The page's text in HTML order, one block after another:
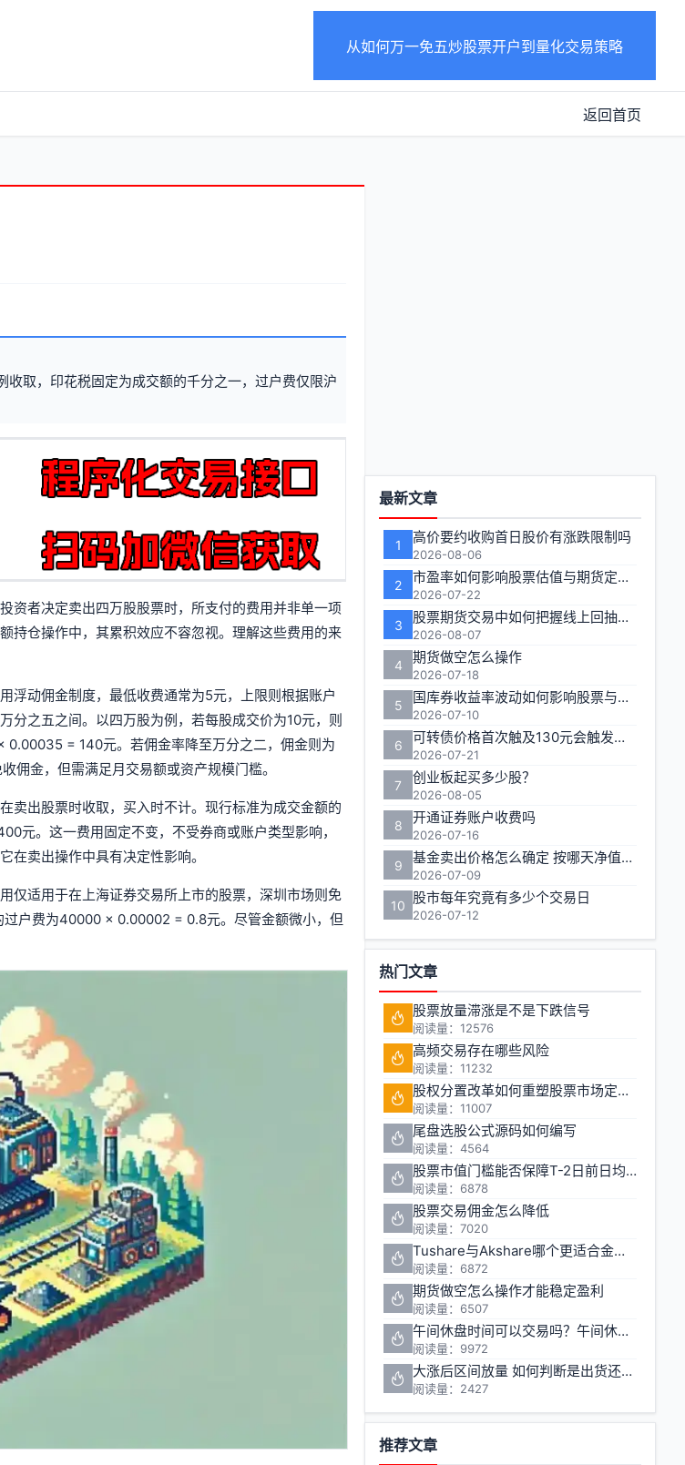
从如何万一免五炒股票开户到量化交易策略
返回首页
取，印花税固定为成交额的千分之一，过户费仅限沪
资者决定卖出四万股股票时，所支付的费用并非单一项
持仓操作中，其累积效应不容忽视。理解这些费用的来
浮动佣金制度，最低收费通常为5元，上限则根据账户
分之五之间。以四万股为例，若每股成交价为10元，则
= 140元。若佣金率降至万分之二，佣金则为
佣金，但需满足月交易额或资产规模门槛。
卖出股票时收取，买入时不计。现行标准为成交金额的
元。这一费用固定不变，不受券商或账户类型影响，
在卖出操作中具有决定性影响。
仅适用于在上海证券交易所上市的股票，深圳市场则免
户费为40000 × 0.00002 = 0.8元。尽管金额微小，但
功
能
区
最新文章
1 高价要约收购首日股价有涨跌限制吗
2026-08-06
2 市盈率如何影响股票估值与期货定价逻辑
2026-07-22
3 股票期货交易中如何把握线上回抽的入场时机
2026-08-07
4 期货做空怎么操作
2026-07-18
5 国库券收益率波动如何影响股票与期货市场联动性
2026-07-10
6 可转债价格首次触及130元会触发多长时间的临时停牌
2026-07-21
7 创业板起买多少股？
2026-08-05
8 开通证券账户收费吗
2026-07-16
9 基金卖出价格怎么确定 按哪天净值计算
2026-07-09
10 股市每年究竟有多少个交易日
2026-07-12
热门文章
股票放量滞涨是不是下跌信号
阅读量：12576
高频交易存在哪些风险
阅读量：11232
股权分置改革如何重塑股票市场定价机制
阅读量：11007
尾盘选股公式源码如何编写
阅读量：4564
股票市值门槛能否保障T-2日前日均市值1万元的投资安全
阅读量：6878
股票交易佣金怎么降低
阅读量：7020
Tushare与Akshare哪个更适合金融数据获取
阅读量：6872
期货做空怎么操作才能稳定盈利
阅读量：6507
午间休盘时间可以交易吗？午间休盘对股票期货投资有什么影响
阅读量：9972
大涨后区间放量 如何判断是出货还是洗盘
阅读量：2427
推荐文章